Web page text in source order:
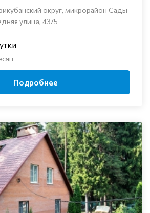
округ, микрорайон Сады
улица, 43/5
Подробнее